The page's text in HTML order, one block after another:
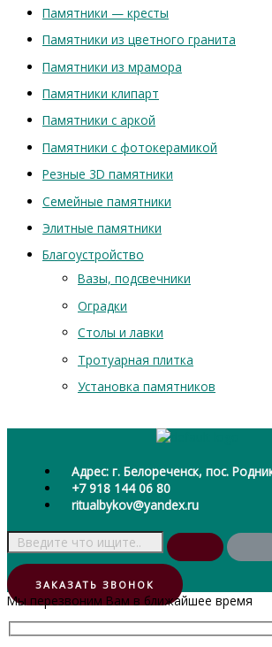
Памятники — кресты
Памятники из цветного гранита
Памятники из мрамора
Памятники клипарт
Памятники с аркой
Памятники с фотокерамикой
Резные 3D памятники
Семейные памятники
Элитные памятники
Благоустройство
Вазы, подсвечники
Оградки
Столы и лавки
Тротуарная плитка
Установка памятников
Адрес: г. Белореченск, пос.
+7 918 144 06 80
ritualbykov@yandex.ru
ЗАКАЗАТЬ ЗВОНОК
Мы перезвоним Вам в ближайшее время